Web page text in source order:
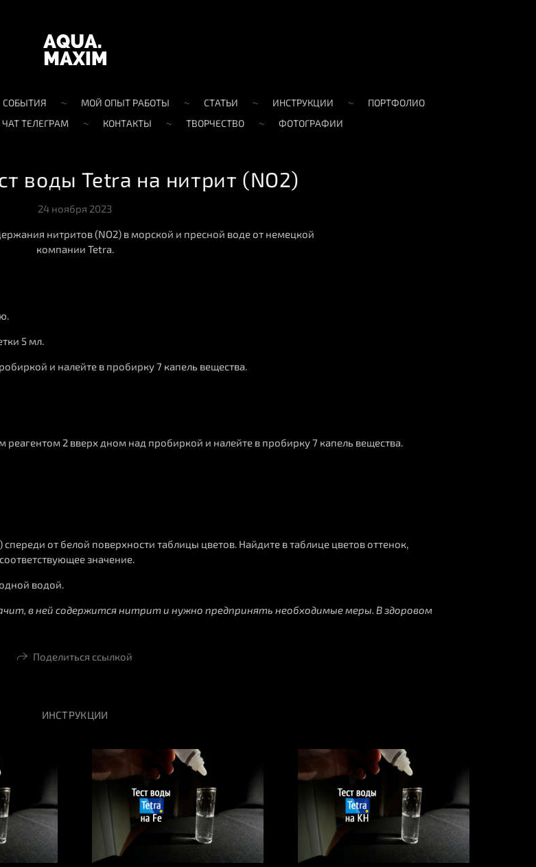
СОБЫТИЯ МОЙ ОПЫТ РАБОТЫ СТАТЬИ ИНСТРУКЦИИ
ПОРТФОЛИО
ЧАТ ТЕЛЕГРАМ КОНТАКТЫ ТВОРЧЕСТВО ФОТОГРАФИИ
воды Tetra на нитрит (NO2)
24 ноября 2023
нитритов (NO2) в морской и пресной воде от немецкой
компании Tetra.
5 мл.
и налейте в пробирку 7 капель вещества.
реагентом 2 вверх дном над пробиркой и налейте в пробирку 7 капель вещества.
от белой поверхности таблицы цветов. Найдите в таблице цветов оттенок,
значение.
водой.
в ней содержится нитрит и нужно предпринять необходимые меры. В здоровом
Поделиться ссылкой
ИНСТРУКЦИИ